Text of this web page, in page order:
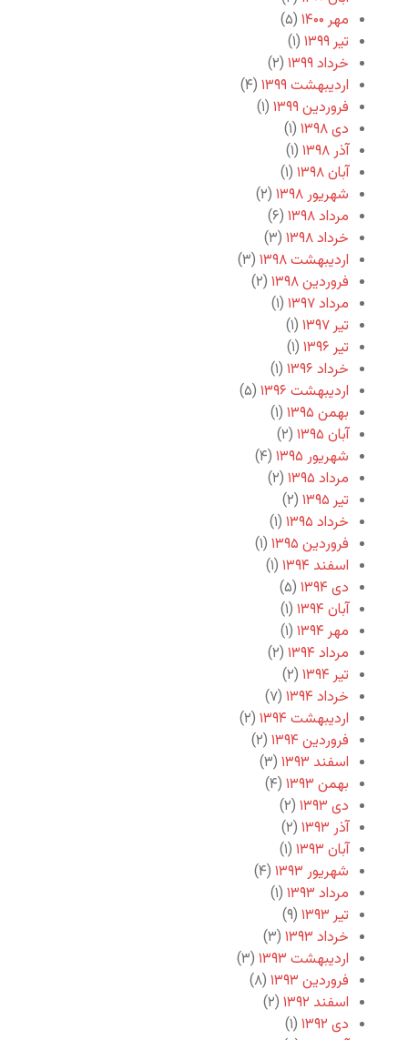
مهر ۱۴۰۰
(۵)
تیر ۱۳۹۹
(۱)
خرداد ۱۳۹۹
(۲)
اردیبهشت ۱۳۹۹
(۴)
فروردین ۱۳۹۹
(۱)
دی ۱۳۹۸
(۱)
آذر ۱۳۹۸
(۱)
آبان ۱۳۹۸
(۱)
شهریور ۱۳۹۸
(۲)
مرداد ۱۳۹۸
(۶)
خرداد ۱۳۹۸
(۳)
اردیبهشت ۱۳۹۸
(۳)
فروردین ۱۳۹۸
(۲)
مرداد ۱۳۹۷
(۱)
تیر ۱۳۹۷
(۱)
تیر ۱۳۹۶
(۱)
خرداد ۱۳۹۶
(۱)
اردیبهشت ۱۳۹۶
(۵)
بهمن ۱۳۹۵
(۱)
آبان ۱۳۹۵
(۲)
شهریور ۱۳۹۵
(۴)
مرداد ۱۳۹۵
(۲)
تیر ۱۳۹۵
(۲)
خرداد ۱۳۹۵
(۱)
فروردین ۱۳۹۵
(۱)
اسفند ۱۳۹۴
(۱)
دی ۱۳۹۴
(۵)
آبان ۱۳۹۴
(۱)
مهر ۱۳۹۴
(۱)
مرداد ۱۳۹۴
(۲)
تیر ۱۳۹۴
(۲)
خرداد ۱۳۹۴
(۷)
اردیبهشت ۱۳۹۴
(۲)
فروردین ۱۳۹۴
(۲)
اسفند ۱۳۹۳
(۳)
بهمن ۱۳۹۳
(۴)
دی ۱۳۹۳
(۲)
آذر ۱۳۹۳
(۲)
آبان ۱۳۹۳
(۱)
شهریور ۱۳۹۳
(۴)
مرداد ۱۳۹۳
(۱)
تیر ۱۳۹۳
(۹)
خرداد ۱۳۹۳
(۳)
اردیبهشت ۱۳۹۳
(۳)
فروردین ۱۳۹۳
(۸)
اسفند ۱۳۹۲
(۲)
دی ۱۳۹۲
(۱)